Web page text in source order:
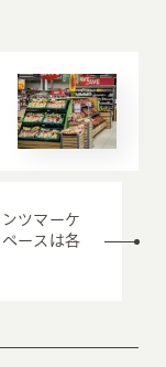
ツマーケ
ースは各